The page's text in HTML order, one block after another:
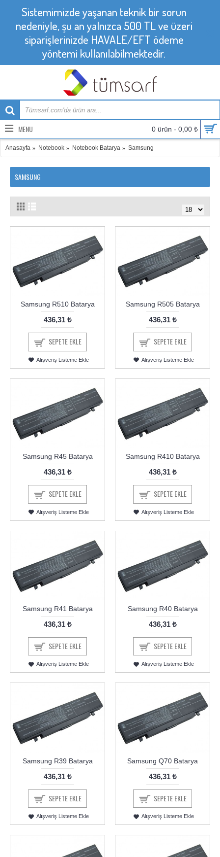
Sistemimizde yaşanan teknik bir sorun
nedeniyle, şu an yalnızca 500 TL ve üzeri
siparişlerinizde HAVALE/EFT ödeme
yöntemi kullanılabilmektedir.
0 ürün - 0,00 ₺
MENU
Anasayfa Notebook Notebook Batarya Samsung
SAMSUNG
Samsung R510 Batarya
436,31 ₺
SEPETE EKLE
Alışveriş Listeme Ekle
Samsung R505 Batarya
436,31 ₺
SEPETE EKLE
Alışveriş Listeme Ekle
Samsung R45 Batarya
436,31 ₺
SEPETE EKLE
Alışveriş Listeme Ekle
Samsung R410 Batarya
436,31 ₺
SEPETE EKLE
Alışveriş Listeme Ekle
Samsung R41 Batarya
436,31 ₺
SEPETE EKLE
Alışveriş Listeme Ekle
Samsung R40 Batarya
436,31 ₺
SEPETE EKLE
Alışveriş Listeme Ekle
Samsung R39 Batarya
436,31 ₺
SEPETE EKLE
Alışveriş Listeme Ekle
Samsung Q70 Batarya
436,31 ₺
SEPETE EKLE
Alışveriş Listeme Ekle